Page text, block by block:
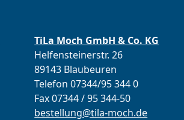
TiLa Moch GmbH & Co. KG
Helfensteinerstr. 26
89143 Blaubeuren
Telefon 07344/95 344 0
Fax 07344 / 95 344-50
bestellung@tila-moch.de